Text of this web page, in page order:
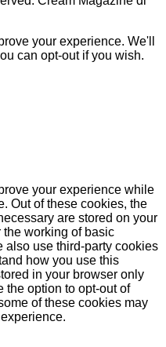
your experience. We'll
can opt-out if you wish.
your experience while
Out of these cookies, the
are stored on your
the working of basic
also use third-party cookies
how you use this
in your browser only
the option to opt-out of
of these cookies may